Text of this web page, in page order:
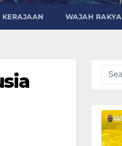
KERAJAAN WAJAH